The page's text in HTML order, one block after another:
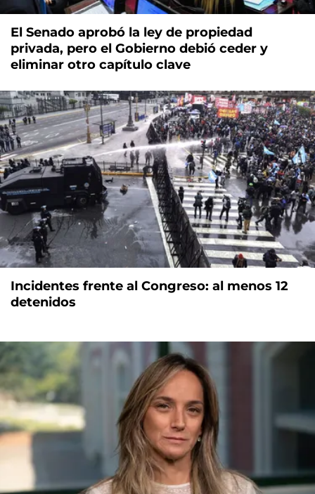
El Senado aprobó la ley de propiedad
privada, pero el Gobierno debió ceder y
eliminar otro capítulo clave
Incidentes frente al Congreso: al menos 12
detenidos